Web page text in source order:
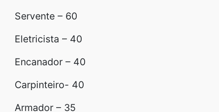
Servente – 60
Eletricista – 40
Encanador – 40
Carpinteiro- 40
Armador – 35